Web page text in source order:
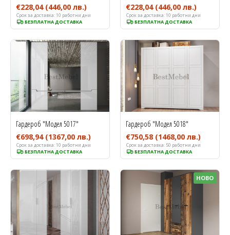
Срок за доставка:10 работни дни
БЕЗПЛАТНА ДОСТАВКА
€228,04 (446,00 лв.)
Срок за доставка:10 работни дни
БЕЗПЛАТНА ДОСТАВКА
€228,04 (446,00 лв.)
Срок за доставка:10 работни дни
БЕЗПЛАТНА ДОСТАВКА
Гардероб "Модел 5017"
€698,94 (1367,00 лв.)
Срок за доставка: 50 работни дни
БЕЗПЛАТНА ДОСТАВКА
Гардероб "Модел 5018"
€750,58 (1468,00 лв.)
НОВО